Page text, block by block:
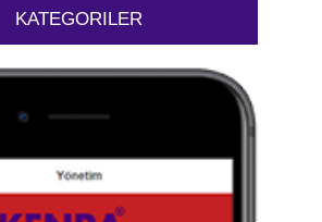
KATEGORILER